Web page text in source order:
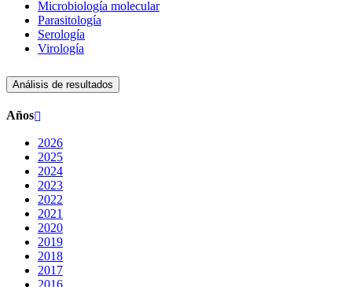
Microbiología molecular
Parasitología
Serología
Virología
Análisis de resultados
Años
2026
2025
2024
2023
2022
2021
2020
2019
2018
2017
2016